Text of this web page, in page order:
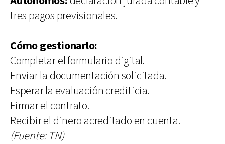
tres pagos previsionales.
Cómo gestionarlo:
Completar el formulario digital.
Enviar la documentación solicitada.
Esperar la evaluación crediticia.
Firmar el contrato.
Recibir el dinero acreditado en cuenta.
(Fuente: TN)